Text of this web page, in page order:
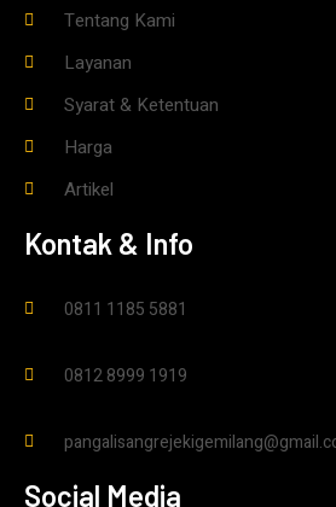
Tentang Kami
Layanan
Syarat & Ketentuan
Harga
Artikel
Kontak & Info
0811 1185 5881
0812 8999 1919
Social Media